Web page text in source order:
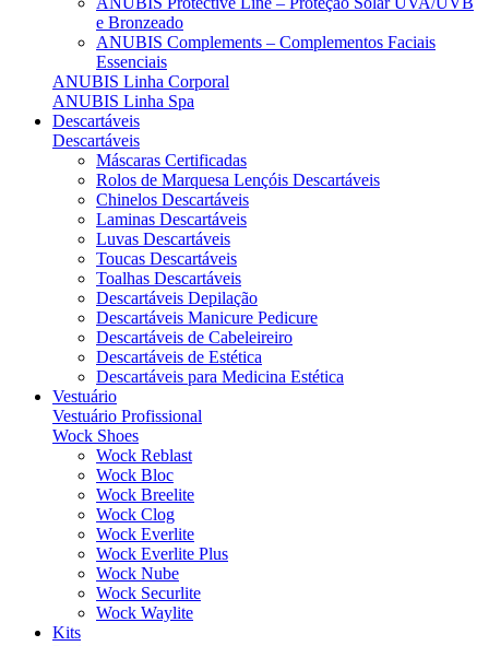
e Bronzeado
ANUBIS Complements – Complementos Faciais
Essenciais
ANUBIS Linha Corporal
ANUBIS Linha Spa
Descartáveis
Descartáveis
Máscaras Certificadas
Rolos de Marquesa Lençóis Descartáveis
Chinelos Descartáveis
Laminas Descartáveis
Luvas Descartáveis
Toucas Descartáveis
Toalhas Descartáveis
Descartáveis Depilação
Descartáveis Manicure Pedicure
Descartáveis de Cabeleireiro
Descartáveis de Estética
Descartáveis para Medicina Estética
Vestuário
Vestuário Profissional
Wock Shoes
Wock Reblast
Wock Bloc
Wock Breelite
Wock Clog
Wock Everlite
Wock Everlite Plus
Wock Nube
Wock Securlite
Wock Waylite
Kits